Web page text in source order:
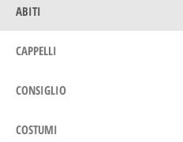
contenuto
ABITI
CAPPELLI
CONSIGLIO
COSTUMI